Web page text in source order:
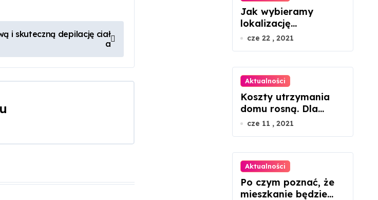
i skuteczną depilację ciał
a
Jak wybieramy
lokalizację
mieszkania?
cze 22 , 2021
Aktualności
Koszty utrzymania
domu rosną. Dla
seniorów to dramat
cze 11 , 2021
Aktualności
Po czym poznać, że
mieszkanie będzie